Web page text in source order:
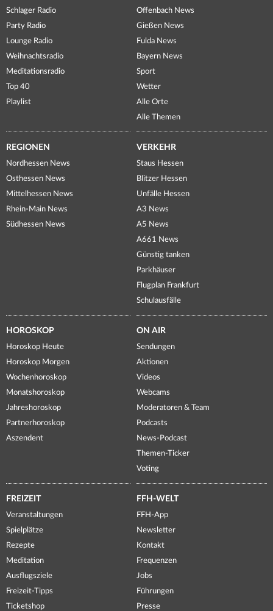
Schlager Radio
Party Radio
Lounge Radio
Weihnachtsradio
Meditationsradio
Top 40
Playlist
Offenbach News
Gießen News
Fulda News
Bayern News
Sport
Wetter
Alle Orte
Alle Themen
REGIONEN
Nordhessen News
Osthessen News
Mittelhessen News
Rhein-Main News
Südhessen News
VERKEHR
Staus Hessen
Blitzer Hessen
Unfälle Hessen
A3 News
A5 News
A661 News
Günstig tanken
Parkhäuser
Flugplan Frankfurt
Schulausfälle
HOROSKOP
Horoskop Heute
Horoskop Morgen
Wochenhoroskop
Monatshoroskop
Jahreshoroskop
Partnerhoroskop
Aszendent
ON AIR
Sendungen
Aktionen
Videos
Webcams
Moderatoren & Team
Podcasts
News-Podcast
Themen-Ticker
Voting
FREIZEIT
Veranstaltungen
Spielplätze
Rezepte
Meditation
Ausflugsziele
Freizeit-Tipps
Ticketshop
FFH-WELT
FFH-App
Newsletter
Kontakt
Frequenzen
Jobs
Führungen
Presse